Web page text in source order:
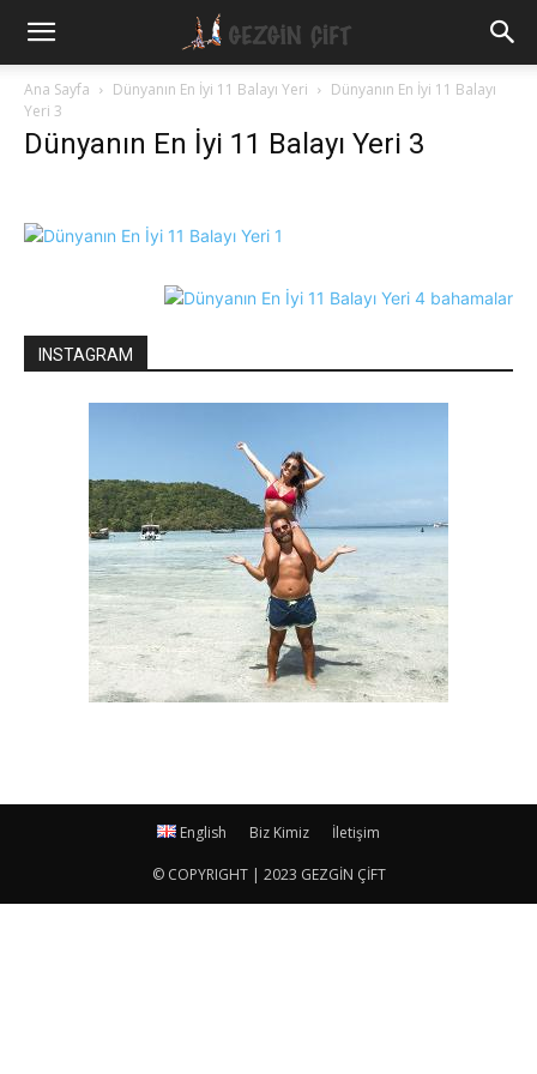
Gezgin
Ana Sayfa Dünyanın En İyi 11 Balayı Yeri
Dünyanın En İyi 11 Balayı
Yeri 3
Dünyanın En İyi 11 Balayı Yeri 3
INSTAGRAM
English Biz Kimiz İletişim
© COPYRIGHT | 2023 GEZGİN ÇİFT